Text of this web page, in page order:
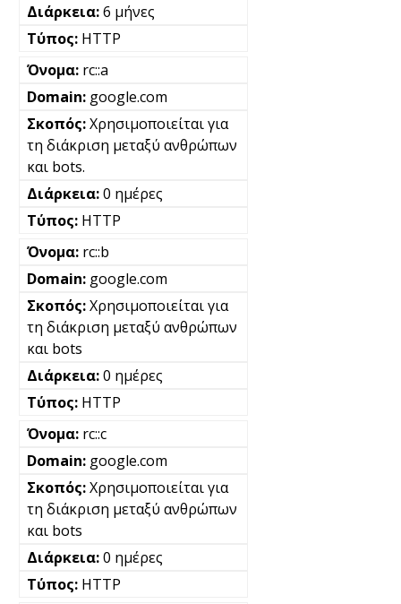
6 μήνες
HTTP
rc::a
google.com
Χρησιμοποιείται για
τη διάκριση μεταξύ ανθρώπων
και bots.
0 ημέρες
HTTP
rc::b
google.com
Χρησιμοποιείται για
τη διάκριση μεταξύ ανθρώπων
και bots
0 ημέρες
HTTP
rc::c
google.com
Χρησιμοποιείται για
τη διάκριση μεταξύ ανθρώπων
και bots
0 ημέρες
HTTP